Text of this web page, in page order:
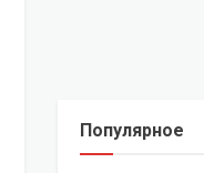
Популярное